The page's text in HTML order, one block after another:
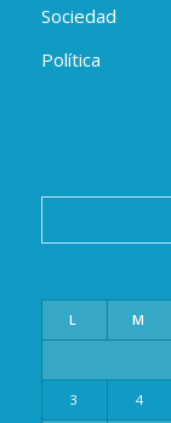
Sociedad
Política
L M
3 4